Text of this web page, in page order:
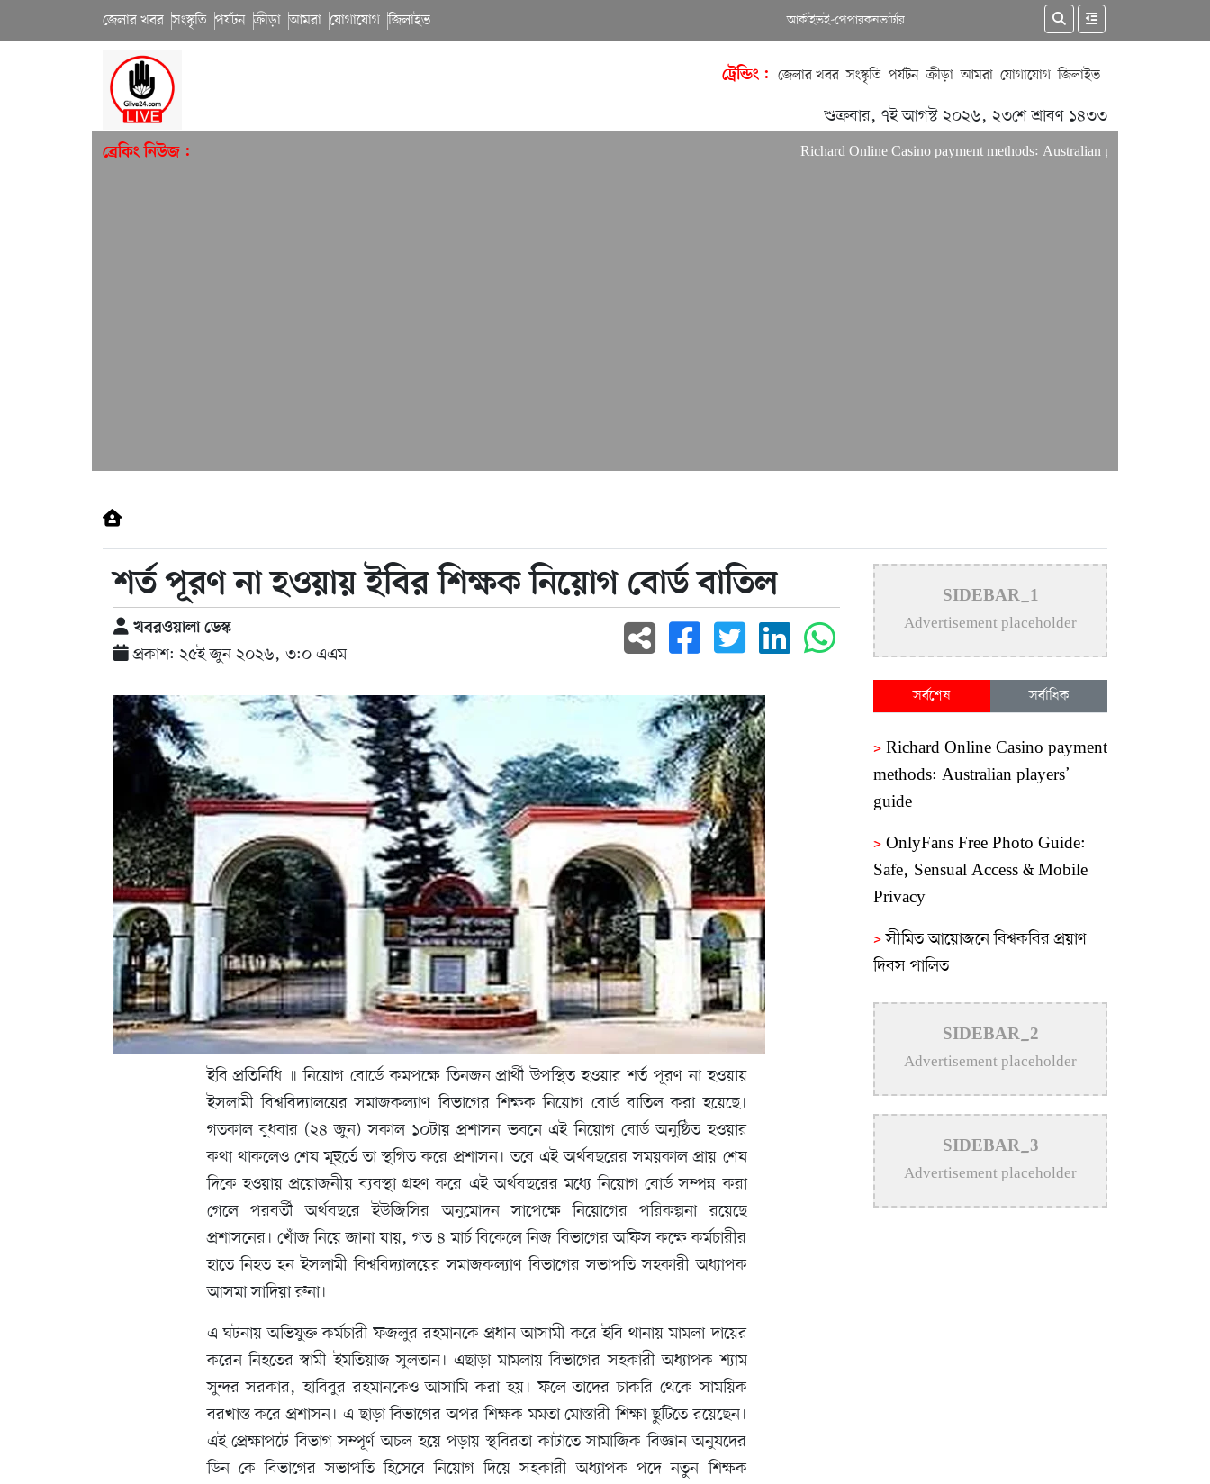
জেলার খবর সংস্কৃতি পর্যটন ক্রীড়া আমরা যোগাযোগ জিলাইভ আর্কাইভই-পেপারকনভার্টার
ট্রেন্ডিং : জেলার খবর সংস্কৃতি পর্যটন ক্রীড়া আমরা যোগাযোগ জিলাইভ
শুক্রবার, ৭ই আগস্ট ২০২৬, ২৩শে শ্রাবণ ১৪৩৩
ব্রেকিং নিউজ : Richard Online Casino payment methods: Australian players’ guide
শর্ত পূরণ না হওয়ায় ইবির শিক্ষক নিয়োগ বোর্ড বাতিল
খবরওয়ালা ডেস্ক
প্রকাশ: ২৫ই জুন ২০২৬, ৩:০ এএম
ইবি প্রতিনিধি ॥ নিয়োগ বোর্ডে কমপক্ষে তিনজন প্রার্থী উপস্থিত হওয়ার শর্ত পূরণ না হওয়ায়
ইসলামী বিশ্ববিদ্যালয়ের সমাজকল্যাণ বিভাগের শিক্ষক নিয়োগ বোর্ড বাতিল করা হয়েছে।
গতকাল বুধবার (২৪ জুন) সকাল ১০টায় প্রশাসন ভবনে এই নিয়োগ বোর্ড অনুষ্ঠিত হওয়ার
কথা থাকলেও শেষ মূহুর্তে তা স্থগিত করে প্রশাসন। তবে এই অর্থবছরের সময়কাল প্রায় শেষ
দিকে হওয়ায় প্রয়োজনীয় ব্যবস্থা গ্রহণ করে এই অর্থবছরের মধ্যে নিয়োগ বোর্ড সম্পন্ন করা
গেলে পরবর্তী অর্থবছরে ইউজিসির অনুমোদন সাপেক্ষে নিয়োগের পরিকল্পনা রয়েছে
প্রশাসনের। খোঁজ নিয়ে জানা যায়, গত ৪ মার্চ বিকেলে নিজ বিভাগের অফিস কক্ষে কর্মচারীর
হাতে নিহত হন ইসলামী বিশ্ববিদ্যালয়ের সমাজকল্যাণ বিভাগের সভাপতি সহকারী অধ্যাপক
আসমা সাদিয়া রুনা।
এ ঘটনায় অভিযুক্ত কর্মচারী ফজলুর রহমানকে প্রধান আসামী করে ইবি থানায় মামলা দায়ের
করেন নিহতের স্বামী ইমতিয়াজ সুলতান। এছাড়া মামলায় বিভাগের সহকারী অধ্যাপক শ্যাম
সুন্দর সরকার, হাবিবুর রহমানকেও আসামি করা হয়। ফলে তাদের চাকরি থেকে সাময়িক
বরখাস্ত করে প্রশাসন। এ ছাড়া বিভাগের অপর শিক্ষক মমতা মোস্তারী শিক্ষা ছুটিতে রয়েছেন।
এই প্রেক্ষাপটে বিভাগ সম্পূর্ণ অচল হয়ে পড়ায় স্থবিরতা কাটাতে সামাজিক বিজ্ঞান অনুষদের
ডিন কে বিভাগের সভাপতি হিসেবে নিয়োগ দিয়ে সহকারী অধ্যাপক পদে নতুন শিক্ষক
SIDEBAR_1
Advertisement placeholder
সর্বশেষ সর্বাধিক
> Richard Online Casino payment
methods: Australian players’
guide
> OnlyFans Free Photo Guide:
Safe, Sensual Access & Mobile
Privacy
>সীমিত আয়োজনে বিশ্বকবির প্রয়াণ
দিবস পালিত
>বহাল তবিয়তে চলছে রুফটপ
রেস্টুরেন্ট স্কাই বাইট
>
নতুন উদ্যোক্তা তৈরিতে এ ধরনের
মেলা উৎসাহ জোগায়: প্রকৌশলী জাকির
সরকার
>
গুণীজনদের স্মৃতি সংরক্ষণে শহরের
আইল্যান্ড গার্ডেনের নামকরণে আলোচনা
SIDEBAR_2
Advertisement placeholder
SIDEBAR_3
Advertisement placeholder